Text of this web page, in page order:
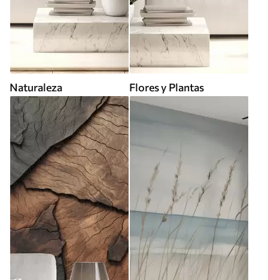
Naturaleza Flores y Plantas